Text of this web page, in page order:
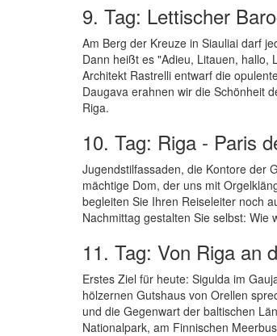
9. Tag: Lettischer
Am Berg der Kreuze in Siauliai darf
Dann heißt es "Adieu, Litauen, hallo,
Architekt Rastrelli entwarf die
Daugava erahnen wir die Schönheit
Riga.
10. Tag: Riga - Paris
Jugendstilfassaden, die Kontore der
mächtige Dom, der uns mit
begleiten Sie Ihren Reiseleiter noch
Nachmittag gestalten Sie selbst: Wie
11. Tag: Von Riga an
Erstes Ziel für heute: Sigulda im
hölzernen Gutshaus von Orellen
und die Gegenwart der baltischen
Nationalpark, am Finnischen